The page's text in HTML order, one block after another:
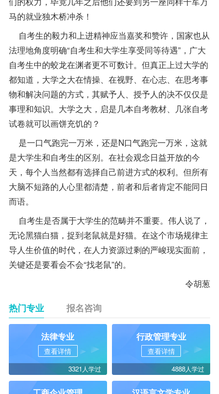
马的就业独木桥冲杀！
自考生的毅力和上进精神应当嘉奖和赞许，国家也从
法理地角度明确“自考生和大学生享受同等待遇”，广大
自考生中的蛟龙在渊者更不可数计。但真正上过大学的
都知道，大学之大在情操、在视野、在心志、在思考事
物和解决问题的方式，其赋予人、授予人的决不仅仅是
事理和知识。大学之大，启是几本自考教材、几张自考
试卷就可以画饼充饥的？
是一口气跑完一万米，还是N口气跑完一万米，这就
是大学生和自考生的区别。在社会观念日益开放的今
天，每个人当然都有选择自己前进方式的权利。但所有
大脑不短路的人心里都清楚，前者和后者肯定不能同日
而语。
自考生是否属于大学生的范畴并不重要。伟人说了，
无论黑猫白猫，捉到老鼠就是好猫。在这个市场规律主
导人生价值的时代，在人力资源过剩的严峻现实面前，
关键还是要看会不会“找老鼠”的。
令胡葱
热门专业 报名咨询
法律专业
查看详情
3321人学过
行政管理专业
查看详情
4888人学过